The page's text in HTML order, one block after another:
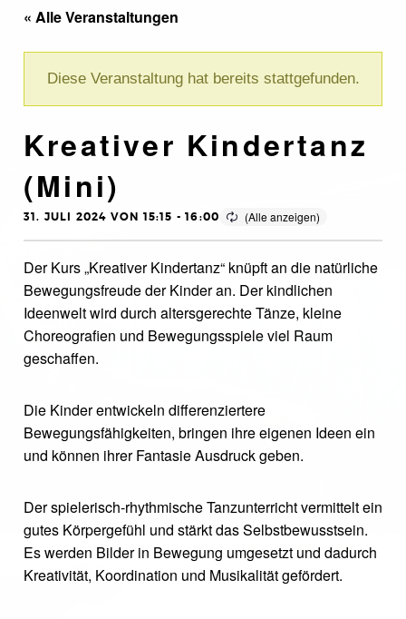
« Alle Veranstaltungen
Diese Veranstaltung hat bereits stattgefunden.
Kreativer Kindertanz
(Mini)
31. JULI 2024 VON 15:15 -16:00
Der Kurs „Kreativer Kindertanz“ knüpft an die natürliche
Bewegungsfreude der Kinder an. Der kindlichen
Ideenwelt wird durch altersgerechte Tänze, kleine
Choreografien und Bewegungsspiele viel Raum
geschaffen.
Die Kinder entwickeln differenziertere
Bewegungsfähigkeiten, bringen ihre eigenen Ideen ein
und können ihrer Fantasie Ausdruck geben.
Der spielerisch-rhythmische Tanzunterricht vermittelt ein
gutes Körpergefühl und stärkt das Selbstbewusstsein.
Es werden Bilder in Bewegung umgesetzt und dadurch
Kreativität, Koordination und Musikalität gefördert.